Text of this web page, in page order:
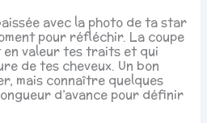
avec la photo de ta star
pour réfléchir. La coupe
en valeur tes traits et qui
de tes cheveux. Un bon
mais connaître quelques
d’avance pour définir